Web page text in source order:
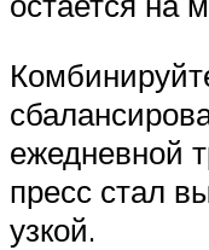
ежедневной
пресс стал
узкой.